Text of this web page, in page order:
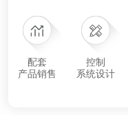
配套
产品销售
控制
系统设计